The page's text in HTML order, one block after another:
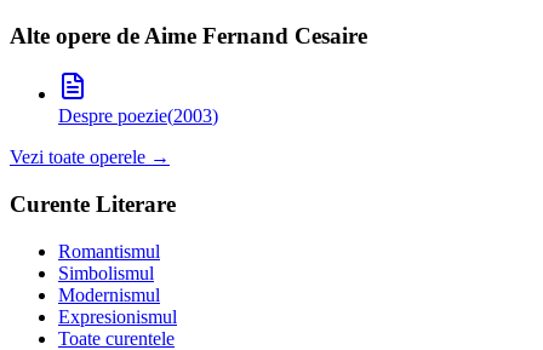
Alte opere de Aime Fernand Cesaire
Despre poezie(2003)
Vezi toate operele →
Curente Literare
Romantismul
Simbolismul
Modernismul
Expresionismul
Toate curentele